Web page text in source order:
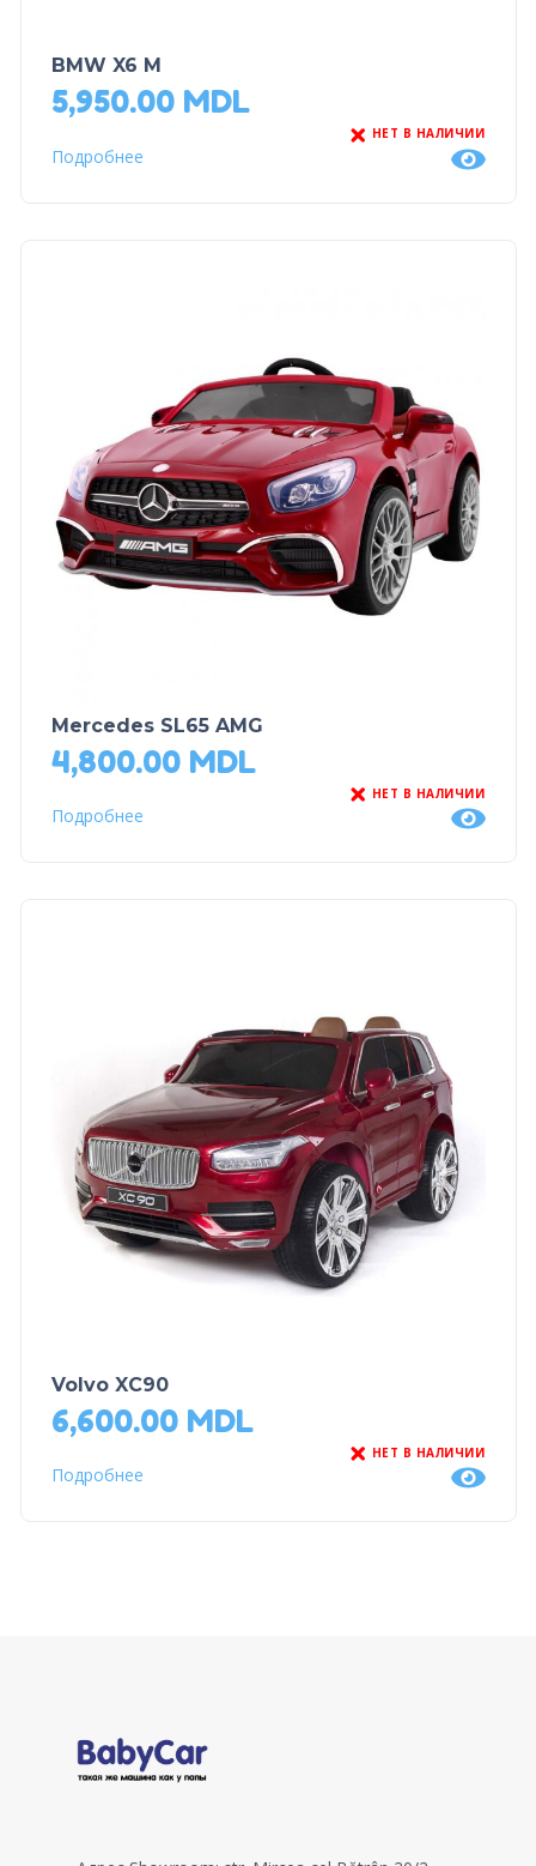
BMW X6 M
5,950.00 MDL
НЕТ В НАЛИЧИИ
Подробнее
Mercedes SL65 AMG
4,800.00 MDL
НЕТ В НАЛИЧИИ
Подробнее
Volvo XC90
6,600.00 MDL
НЕТ В НАЛИЧИИ
Подробнее